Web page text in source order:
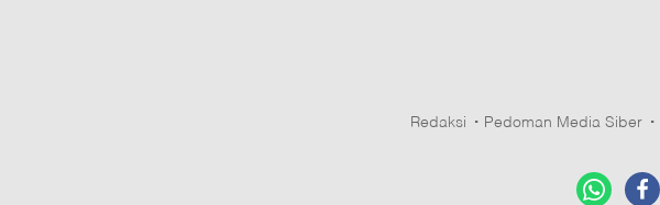
Redaksi Pedoman Media Siber